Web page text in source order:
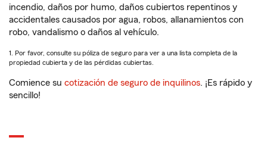
incendio, daños por humo, daños cubiertos repentinos y
accidentales causados por agua, robos, allanamientos con
robo, vandalismo o daños al vehículo.
1. Por favor, consulte su póliza de seguro para ver a una lista completa de la
propiedad cubierta y de las pérdidas cubiertas.
Comience su cotización de seguro de inquilinos. ¡Es rápido y
sencillo!